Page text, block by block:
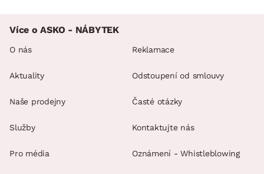
Více o ASKO - NÁBYTEK
O nás
Aktuality
Naše prodejny
Služby
Pro média
Reklamace
Odstoupení od smlouvy
Časté otázky
Kontaktujte nás
Oznámení - Whistleblowing